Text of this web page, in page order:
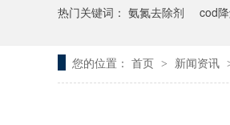
热门关键词： 氨氮去除剂 cod
您的位置： 首页 > 新闻资讯